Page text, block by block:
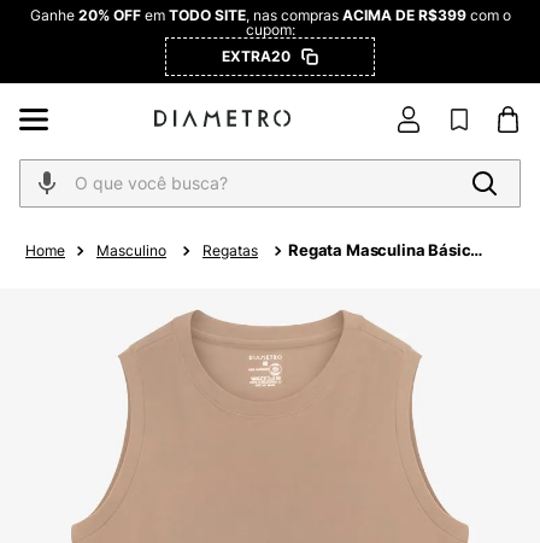
Ganhe 20% OFFem TODO SITE, nas compras ACIMA DE R$399com o
cupom:
EXTRA20
O que você busca?
Masculino Regatas
Regata Masculina Básica